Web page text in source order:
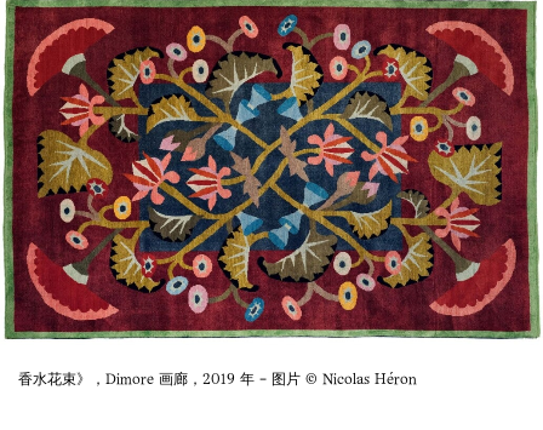
香水花束》，Dimore 画廊，2019 年 - 图片 © Nicolas Héron